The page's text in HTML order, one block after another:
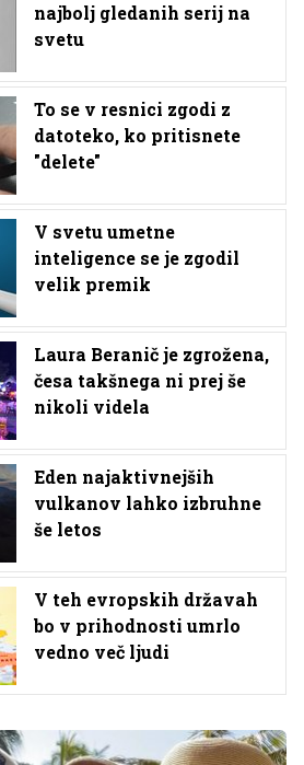
najbolj gledanih serij na
svetu
To se v resnici zgodi z
datoteko, ko pritisnete
"delete"
V svetu umetne
inteligence se je zgodil
velik premik
Laura Beranič je zgrožena,
česa takšnega ni prej še
nikoli videla
Eden najaktivnejših
vulkanov lahko izbruhne
še letos
V teh evropskih državah
bo v prihodnosti umrlo
vedno več ljudi